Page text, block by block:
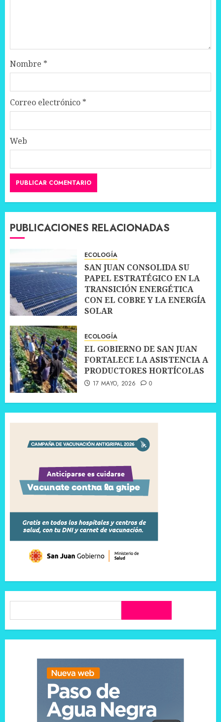
Nombre *
Correo electrónico *
Web
PUBLICACIONES RELACIONADAS
ECOLOGÍA
SAN JUAN CONSOLIDA SU
PAPEL ESTRATÉGICO EN LA
TRANSICIÓN ENERGÉTICA
CON EL COBRE Y LA ENERGÍA
SOLAR
ECOLOGÍA
EL GOBIERNO DE SAN JUAN
FORTALECE LA ASISTENCIA A
PRODUCTORES HORTÍCOLAS
17 MAYO, 2026 0